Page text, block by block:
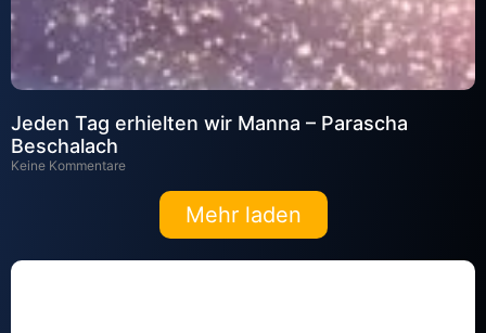
Jeden Tag erhielten wir Manna – Parascha
Beschalach
Keine Kommentare
Mehr laden